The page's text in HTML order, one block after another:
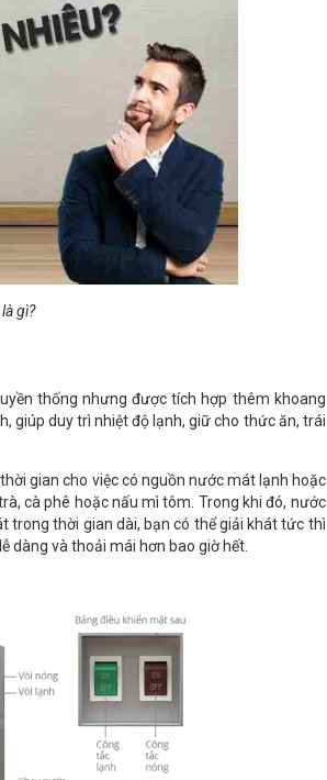
gì?
thống nhưng được tích hợp thêm khoang
giúp duy trì nhiệt độ lạnh, giữ cho thức ăn, trái
gian cho việc có nguồn nước mát lạnh hoặc
cà phê hoặc nấu mì tôm. Trong khi đó, nước
trong thời gian dài, bạn có thể giải khát tức thì
dàng và thoải mái hơn bao giờ hết.